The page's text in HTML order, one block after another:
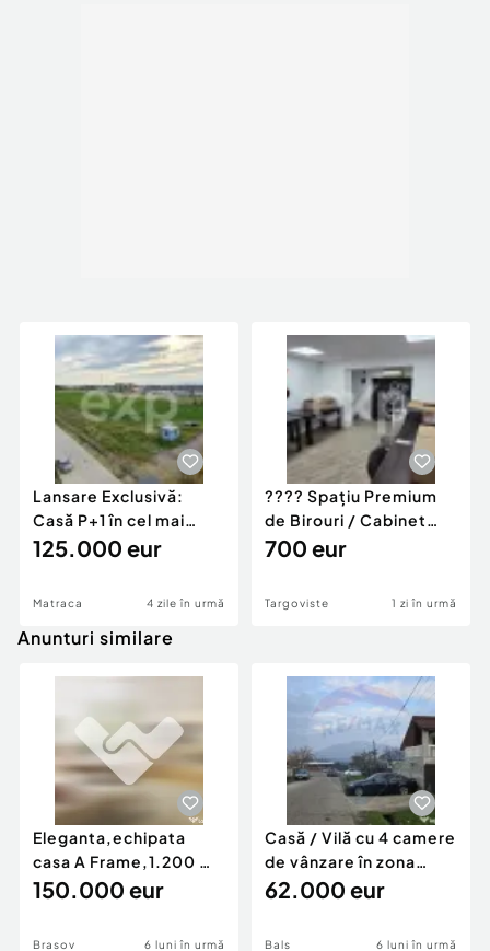
Lansare Exclusivă:
Casă P+1 în cel mai
mare cartier rezid
125.000 eur
Matraca 4 zile în urmă
???? Spațiu Premium
de Birouri / Cabinet
$80 \text{ mp}$ ??
700 eur
Targoviste 1 zi în urmă
Anunturi similare
Eleganta,echipata
casa A Frame,1.200 mp
teren,deschidere Pia
150.000 eur
Brasov 6 luni în urmă
Casă / Vilă cu 4 camere
de vânzare în zona
Periferie
62.000 eur
Bals 6 luni în urmă